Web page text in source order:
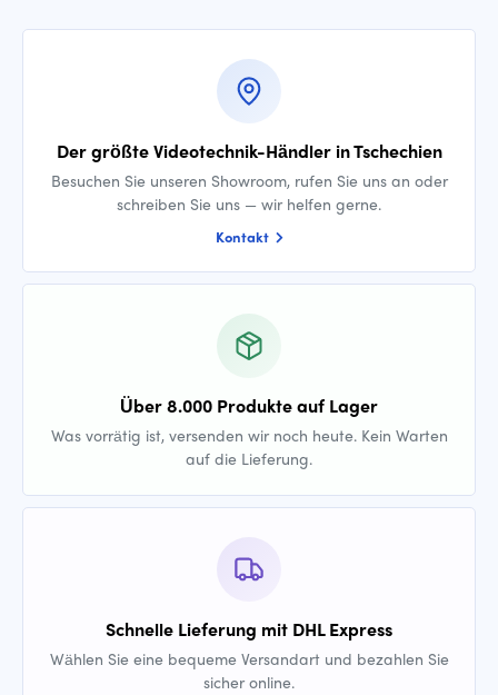
Der größte Videotechnik-Händler in Tschechien
Besuchen Sie unseren Showroom, rufen Sie uns an oder
schreiben Sie uns — wir helfen gerne.
Kontakt
Über 8.000 Produkte auf Lager
Was vorrätig ist, versenden wir noch heute. Kein Warten
auf die Lieferung.
Schnelle Lieferung mit DHL Express
Wählen Sie eine bequeme Versandart und bezahlen Sie
sicher online.